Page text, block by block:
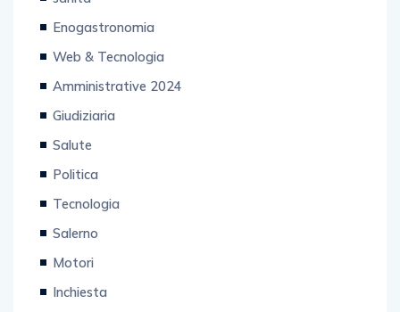
Enogastronomia
Web & Tecnologia
Amministrative 2024
Giudiziaria
Salute
Politica
Tecnologia
Salerno
Motori
Inchiesta